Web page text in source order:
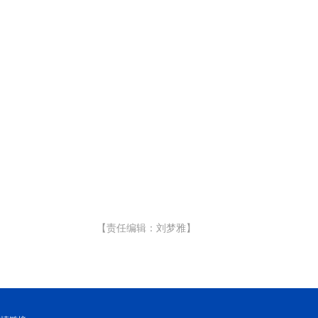
【责任编辑：刘梦雅】